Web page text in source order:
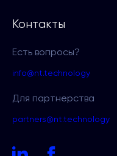
Контакты
Есть вопросы?
info@nt.technology
Для партнерства
partners@nt.technology